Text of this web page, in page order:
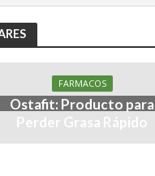
FARMACOS
Ostafit: Producto para
Perder Grasa Rápido